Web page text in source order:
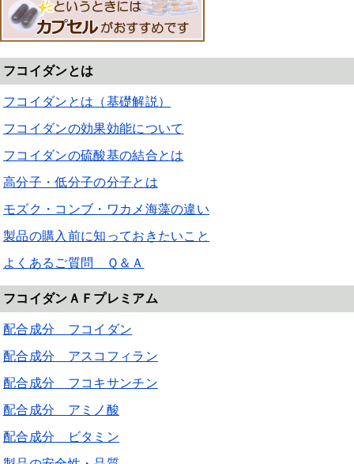
フコイダンとは
フコイダンとは（基礎解説）
フコイダンの効果効能について
フコイダンの硫酸基の結合とは
高分子・低分子の分子とは
モズク・コンブ・ワカメ海藻の違い
製品の購入前に知っておきたいこと
よくあるご質問 Ｑ＆Ａ
フコイダンＡＦプレミアム
配合成分 フコイダン
配合成分 アスコフィラン
配合成分 フコキサンチン
配合成分 アミノ酸
配合成分 ビタミン